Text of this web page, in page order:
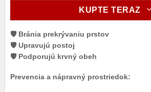
KUPTE TERAZ
🛡️ Bránia prekrývaniu prstov
🛡️ Upravujú postoj
🛡️ Podporujú krvný obeh
Prevencia a nápravný prostriedok: